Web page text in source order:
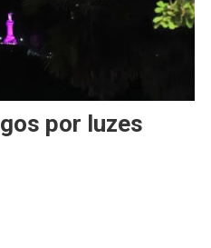
por luzes